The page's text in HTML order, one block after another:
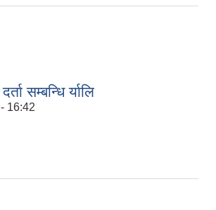
सम्बन्धि र्यालि
16:42